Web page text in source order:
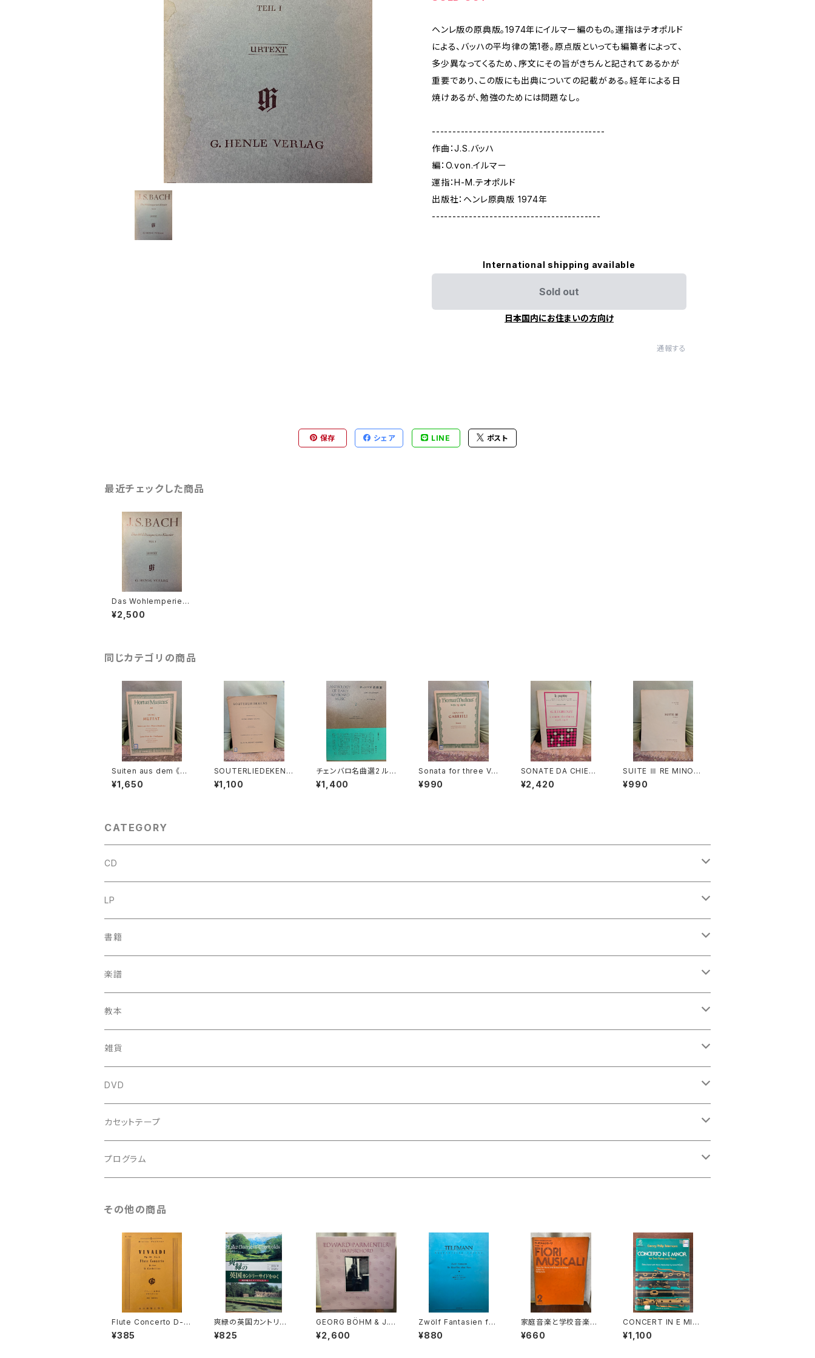
ヘンレ版の原典版。1974年にイルマー編のもの。運指はテオポルド
による、バッハの平均律の第1巻。原点版といっても編纂者によって、
多少異なってくるため、序文にその旨がきちんと記されてあるかが
重要であり、この版にも出典についての記載がある。経年による日
焼けあるが、勉強のためには問題なし。
------------------------------------------
作曲：J.S.バッハ
編：O.von.イルマー
運指：H-M.テオポルド
出版社：ヘンレ原典版 1974年
-----------------------------------------
International shipping available
Sold out
日本国内にお住まいの方向け
通報する
保存 シェア LINE ポスト
最近チェックした商品
Das Wohlemperiert
e Klavier Tail1 【J.S.
Bach 編：O.von.イル
¥2,500
同じカテゴリの商品
Suiten aus dem 《Bli
menbüschlein》【著
者：MUFFAT】出版社：
¥1,650
SOUTERLIEDEKENS
(Ps.Ⅰ,Ⅻ,XXXⅠ,XXX
Ⅷ,XL,XLⅡ,LⅢ,LXV)
¥1,100
チェンバロ名曲選2 ル
ネサンスからロココまで
【編集：野村満男】出版：
¥1,400
Sonata for three Vi
olins and Basso co
ntinuo【著者：GABRIE
¥990
SONATE DA CHIESA
Op.4 - Op.8【著者：G.
LEGRENZI】出版社：H
¥2,420
SUITE Ⅲ RE MINOR
E【著者：DIEUPART】
出版社：EDITION MO
¥990
CATEGORY
CD
古楽
中古CD
鍋島元子関連CD
古楽以外
中古CD
LP
古楽
中古LP
鍋島元子関連LP
古楽以外
中古LP
書籍
古楽関係
中古本
新古本
古楽以外
中古本
中古本
楽譜
古楽関係
スコア
鍵盤用
古楽以外
スコア
教本
古楽関係
古楽以外
雑貨
トートバッグ
バロック
ルネサンス
DVD
古楽
古楽以外
カセットテープ
古楽
プログラム
古楽以外
その他の商品
Flute Concerto D-d
ur op.10 No.3 Il Car
dellino【著者：VIVALD
¥385
爽緑の英国カントリー
サイドをゆく【著者：末安
正博 写真：末安潤子】出
¥825
GEORG BÖHM & J.S.
BACH: EXTRAVAGA
NT HARPSICHORD
¥2,600
Zwölf Fantasien für
Querflöten ohne Ba
ss BÄRENREITER UR
¥880
家庭音楽と学校音楽の
ための小合奏 フィオリ・
ムジカーリ2【著者：野村
¥660
CONCERT IN E MIN
OR for two Flutes a
nd Piano【著者：Geor
¥1,100